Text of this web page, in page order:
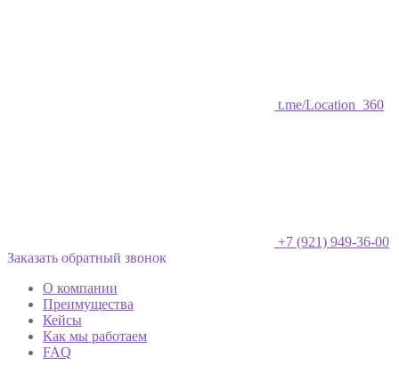
t.me/Location_360
+7 (921) 949-36-00
Заказать обратный звонок
О компании
Преимущества
Кейсы
Как мы работаем
FAQ